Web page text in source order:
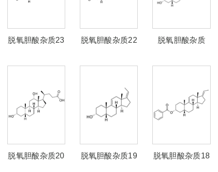
脱氧胆酸杂质23 脱氧胆酸杂质22
脱氧胆酸杂质
酯）
脱氧胆酸杂质20 脱氧胆酸杂质19 脱氧胆酸杂质18